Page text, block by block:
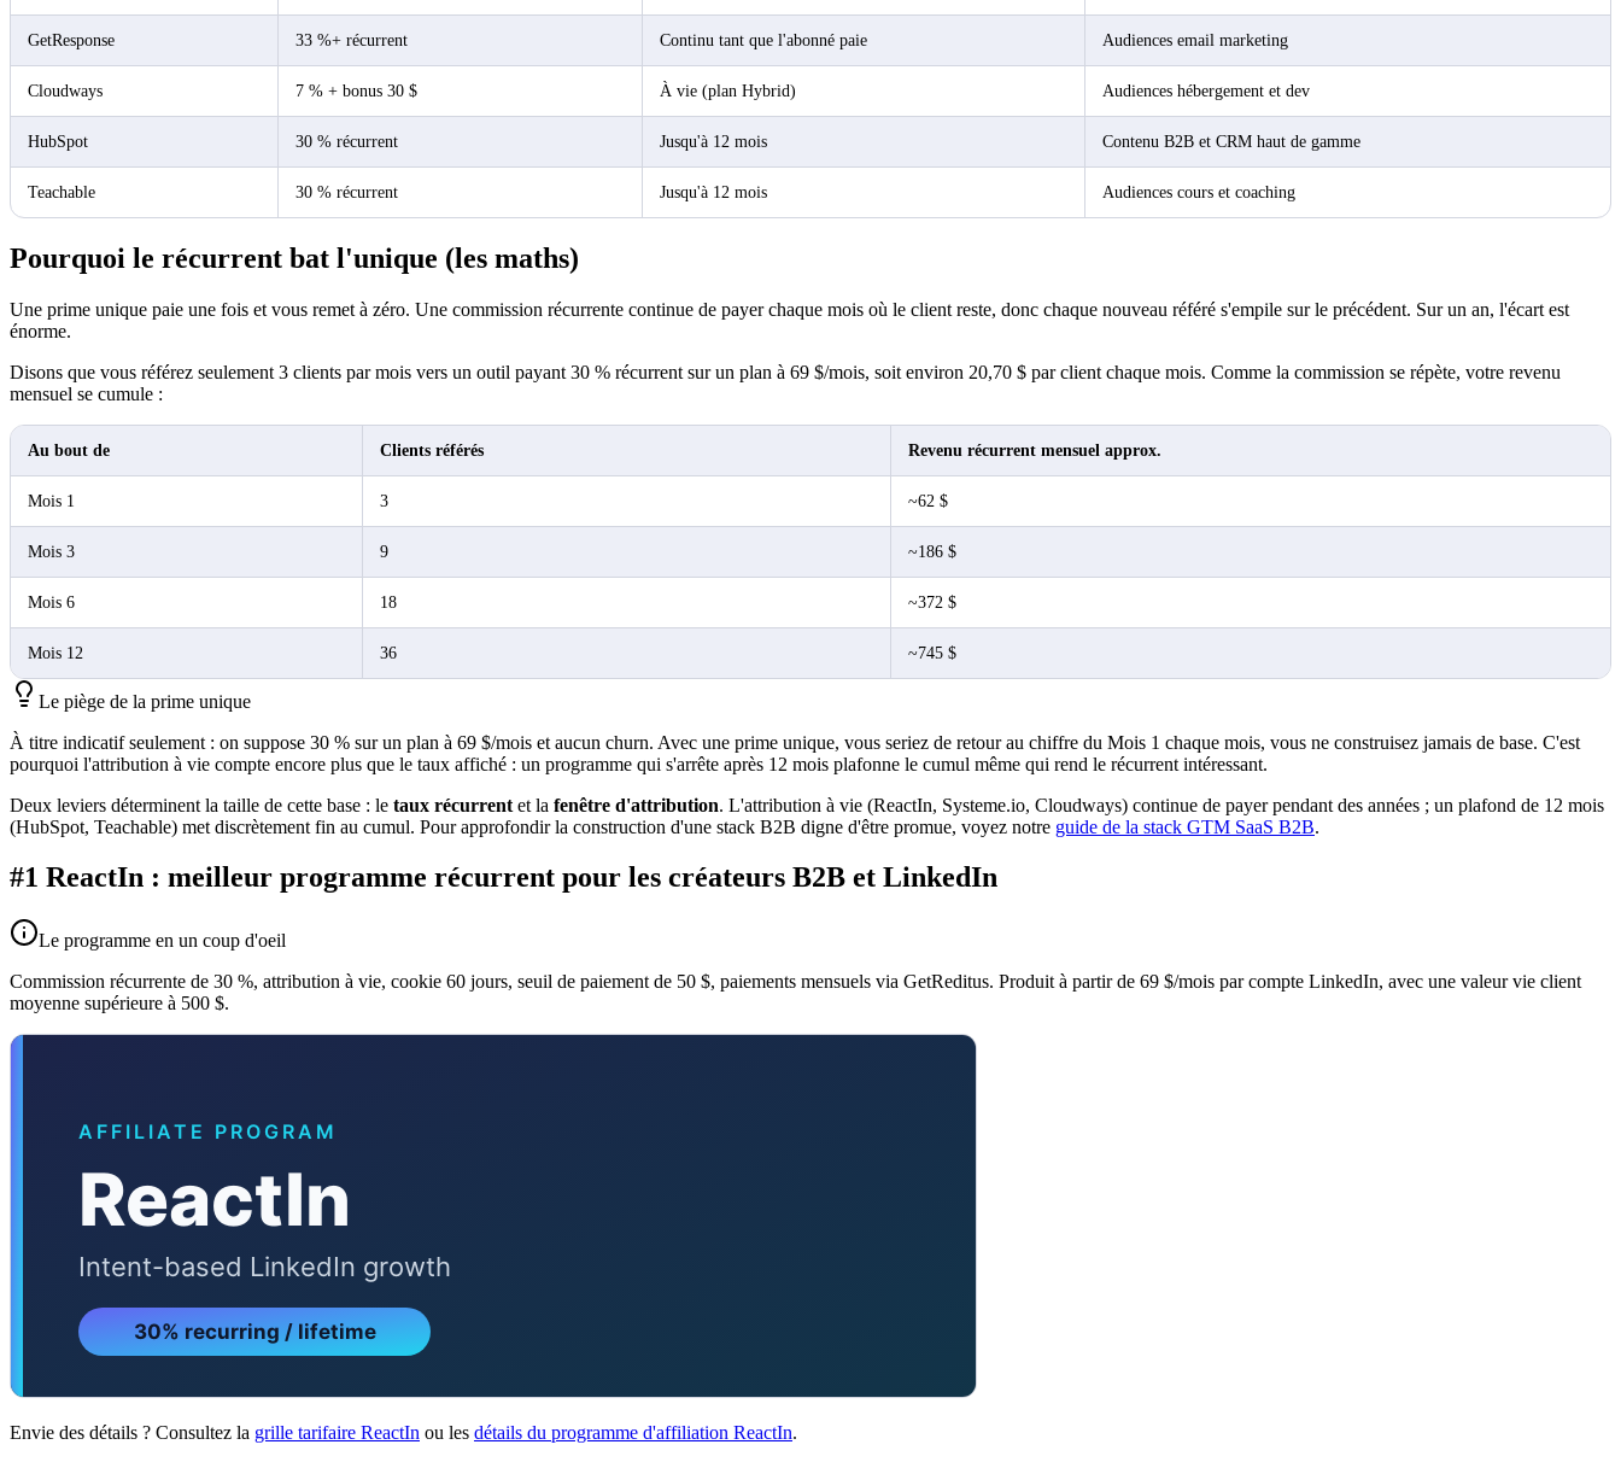
GetResponse 33 %+ récurrent Continu tant que l'abonné paie Audiences email marketing
Cloudways 7 % + bonus 30 $ À vie (plan Hybrid) Audiences hébergement et dev
HubSpot 30 % récurrent Jusqu'à 12 mois Contenu B2B et CRM haut de gamme
Teachable 30 % récurrent Jusqu'à 12 mois Audiences cours et coaching
Pourquoi le récurrent bat l'unique (les maths)
Une prime unique paie une fois et vous remet à zéro. Une commission récurrente continue de payer chaque mois où le client reste, donc chaque nouveau référé s'empile sur le précédent. Sur un an, l'écart est
énorme.
Disons que vous référez seulement 3 clients par mois vers un outil payant 30 % récurrent sur un plan à 69 $/mois, soit environ 20,70 $ par client chaque mois. Comme la commission se répète, votre revenu
mensuel se cumule :
Au bout de Clients référés Revenu récurrent mensuel approx.
Mois 1 3 ~62 $
Mois 3 9 ~186 $
Mois 6 18 ~372 $
Mois 12 36 ~745 $
Le piège de la prime unique
À titre indicatif seulement : on suppose 30 % sur un plan à 69 $/mois et aucun churn. Avec une prime unique, vous seriez de retour au chiffre du Mois 1 chaque mois, vous ne construisez jamais de base. C'est
pourquoi l'attribution à vie compte encore plus que le taux affiché : un programme qui s'arrête après 12 mois plafonne le cumul même qui rend le récurrent intéressant.
Deux leviers déterminent la taille de cette base : le taux récurrent et la fenêtre d'attribution. L'attribution à vie (ReactIn, Systeme.io, Cloudways) continue de payer pendant des années ; un plafond de 12 mois
(HubSpot, Teachable) met discrètement fin au cumul. Pour approfondir la construction d'une stack B2B digne d'être promue, voyez notre guide de la stack GTM SaaS B2B.
#1 ReactIn : meilleur programme récurrent pour les créateurs B2B et LinkedIn
Le programme en un coup d'oeil
Commission récurrente de 30 %, attribution à vie, cookie 60 jours, seuil de paiement de 50 $, paiements mensuels via GetReditus. Produit à partir de 69 $/mois par compte LinkedIn, avec une valeur vie client
moyenne supérieure à 500 $.
Envie des détails ? Consultez la grille tarifaire ReactIn ou les détails du programme d'affiliation ReactIn.